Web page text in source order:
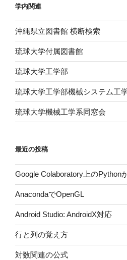
学内関連
沖縄県立図書館 横断検索
琉球大学付属図書館
琉球大学工学部
琉球大学工学部機械システム工
琉球大学機械工学系同窓会
最近の投稿
Google Colaboratory上のPython
AnacondaでOpenGL
Android Studio: AndroidX対応
行と列の覚え方
対数関連の公式